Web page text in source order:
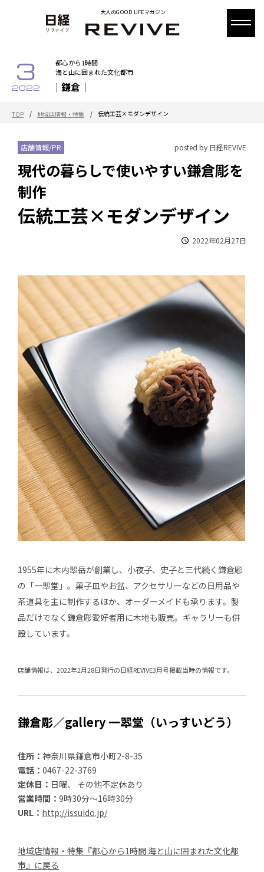
大人のGOOD LIFEマガジン
3
2022
都心から1時間
海と山に囲まれた文化都市
｜鎌倉｜
TOP / 地域店情報・特集 / 伝統工芸×モダンデザイン
店舗情報/PR posted by 日経REVIVE
現代の暮らしで使いやすい鎌倉彫を
制作
伝統工芸×モダンデザイン
2022年02月27日
1955年に木内翆岳が創業し、小夜子、史子と三代続く鎌倉彫
の「一翆堂」。菓子皿やお盆、アクセサリーなどの日用品や
茶道具を主に制作するほか、オーダーメイドも承ります。製
品だけでなく鎌倉彫愛好者用に木地も販売。ギャラリーも併
設しています。
店舗情報は、2022年2月28日発行の日経REVIVE3月号掲載当時の情報です。
鎌倉彫／gallery 一翆堂（いっすいどう）
住所： 神奈川県鎌倉市小町2-8-35
電話： 0467-22-3769
定休日： 日曜、 その他不定休あり
営業時間： 9時30分～16時30分
URL： http://issuido.jp/
地域店情報・特集『都心から1時間 海と山に囲まれた文化都
市』に戻る